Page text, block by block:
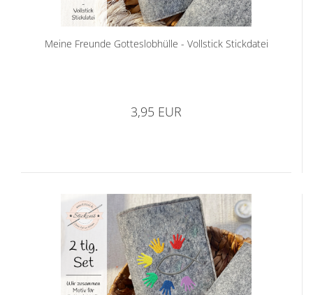
Meine Freunde Gotteslobhülle - Vollstick Stickdatei
3,95 EUR